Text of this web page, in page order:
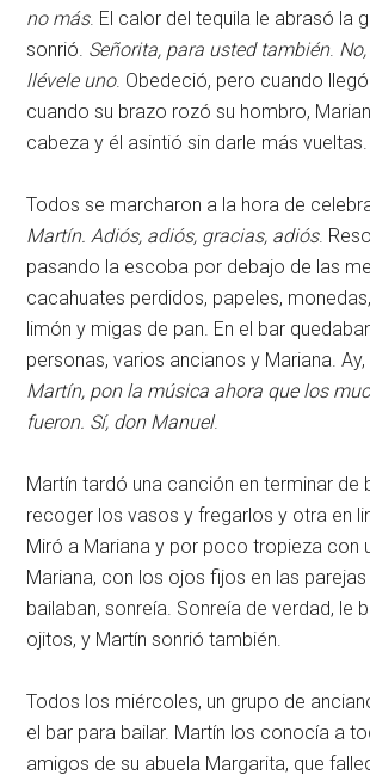
no más. El calor del tequila le abrasó la
sonrió. Señorita, para usted también.
llévele uno. Obedeció, pero cuando
cuando su brazo rozó su hombro,
cabeza y él asintió sin darle más vueltas.
Todos se marcharon a la hora de
Martín. Adiós, adiós, gracias, adiós.
pasando la escoba por debajo de las
cacahuates perdidos, papeles,
limón y migas de pan. En el bar
personas, varios ancianos y Mariana.
Martín, pon la música ahora que los
fueron. Sí, don Manuel.
Martín tardó una canción en terminar de
recoger los vasos y fregarlos y otra en
Miró a Mariana y por poco tropieza con
Mariana, con los ojos fijos en las
bailaban, sonreía. Sonreía de verdad, le
ojitos, y Martín sonrió también.
Todos los miércoles, un grupo de
el bar para bailar. Martín los conocía a
amigos de su abuela Margarita, que